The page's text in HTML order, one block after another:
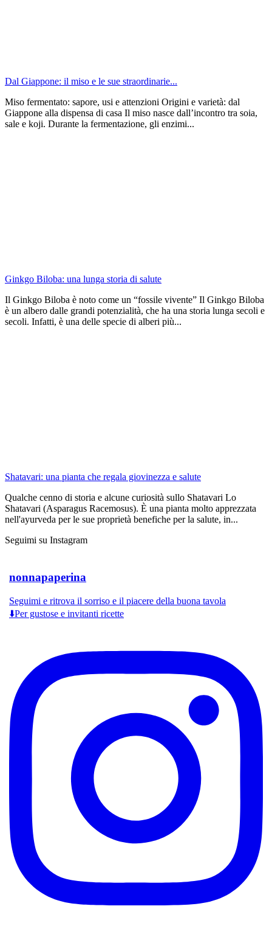
Dal Giappone: il miso e le sue straordinarie...
Miso fermentato: sapore, usi e attenzioni Origini e varietà: dal
Giappone alla dispensa di casa Il miso nasce dall’incontro tra soia,
sale e koji. Durante la fermentazione, gli enzimi...
Ginkgo Biloba: una lunga storia di salute
Il Ginkgo Biloba è noto come un “fossile vivente” Il Ginkgo Biloba
è un albero dalle grandi potenzialità, che ha una storia lunga secoli e
secoli. Infatti, è una delle specie di alberi più...
Shatavari: una pianta che regala giovinezza e salute
Qualche cenno di storia e alcune curiosità sullo Shatavari Lo
Shatavari (Asparagus Racemosus). È una pianta molto apprezzata
nell'ayurveda per le sue proprietà benefiche per la salute, in...
Seguimi su Instagram
nonnapaperina
Seguimi e ritrova il sorriso e il piacere della buona tavola
⬇️Per gustose e invitanti ricette